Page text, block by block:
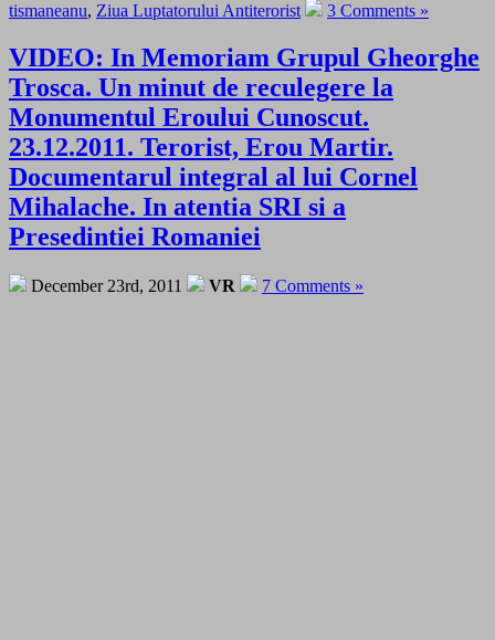
tismaneanu, Ziua Luptatorului Antiterorist 3 Comments »
VIDEO: In Memoriam Grupul Gheorghe
Trosca. Un minut de reculegere la
Monumentul Eroului Cunoscut.
23.12.2011. Terorist, Erou Martir.
Documentarul integral al lui Cornel
Mihalache. In atentia SRI si a
Presedintiei Romaniei
December 23rd, 2011 VR 7 Comments »